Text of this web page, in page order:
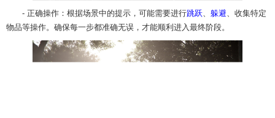
- 正确操作：根据场景中的提示，可能需要进行跳跃 躲避 、收集特定
物品等操作。确保每一步都准确无误，才能顺利进入最终阶段。